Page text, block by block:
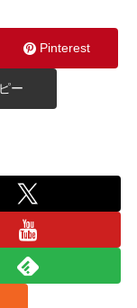
Pinterest
ー